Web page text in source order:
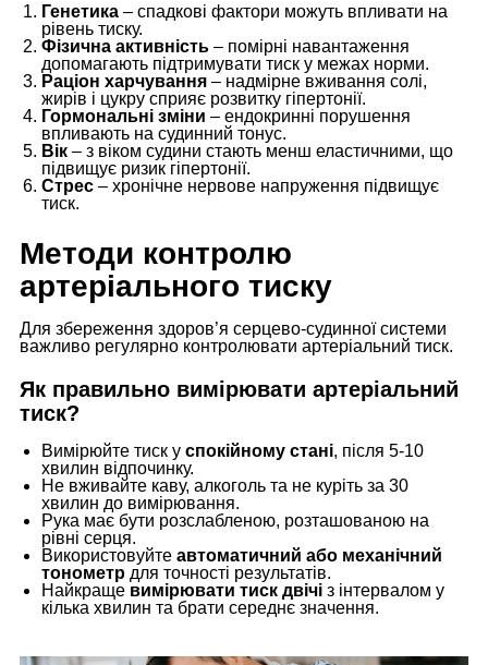
Генетика – спадкові фактори можуть впливати на
рівень тиску.
Фізична активність – помірні навантаження
допомагають підтримувати тиск у межах норми.
Раціон харчування – надмірне вживання солі,
жирів і цукру сприяє розвитку гіпертонії.
Гормональні зміни – ендокринні порушення
впливають на судинний тонус.
Вік – з віком судини стають менш еластичними, що
підвищує ризик гіпертонії.
Стрес – хронічне нервове напруження підвищує
тиск.
Методи контролю
артеріального тиску
Для збереження здоров’я серцево-судинної системи
важливо регулярно контролювати артеріальний тиск.
Як правильно вимірювати артеріальний
тиск?
Вимірюйте тиск у спокійному стані, після 5-10
хвилин відпочинку.
Не вживайте каву, алкоголь та не куріть за 30
хвилин до вимірювання.
Рука має бути розслабленою, розташованою на
рівні серця.
Використовуйте автоматичний або механічний
тонометр для точності результатів.
Найкраще вимірювати тиск двічі з інтервалом у
кілька хвилин та брати середнє значення.